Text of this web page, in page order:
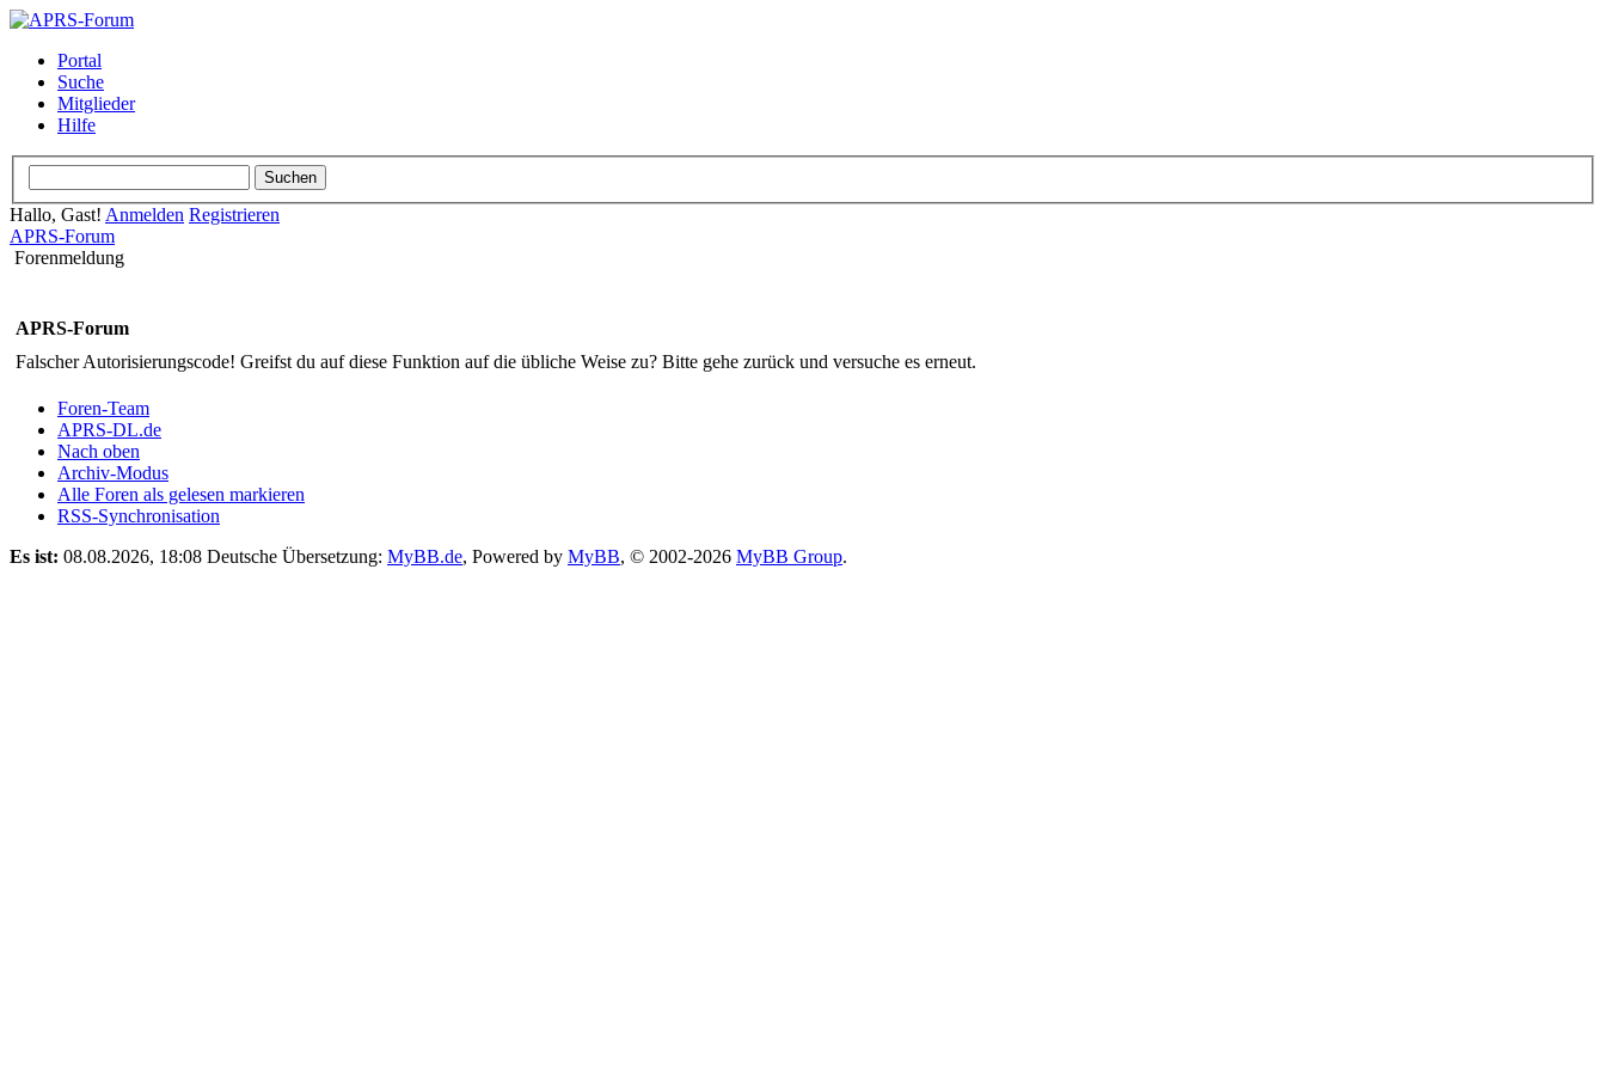
Portal
Suche
Mitglieder
Hilfe
Hallo, Gast! Anmelden Registrieren
APRS-Forum
Forenmeldung
APRS-Forum
Falscher Autorisierungscode! Greifst du auf diese Funktion auf die übliche Weise zu? Bitte gehe zurück und versuche es erneut.
Foren-Team
APRS-DL.de
Nach oben
Archiv-Modus
Alle Foren als gelesen markieren
RSS-Synchronisation
Es ist: 08.08.2026, 18:08 Deutsche Übersetzung: MyBB.de, Powered by MyBB, © 2002-2026 MyBB Group.